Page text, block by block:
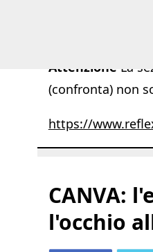
Attenzione La
(confronta) non
https://
CANVA:
l'occhio